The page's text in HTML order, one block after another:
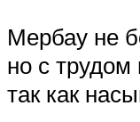
Мербау не
но с трудом
так как